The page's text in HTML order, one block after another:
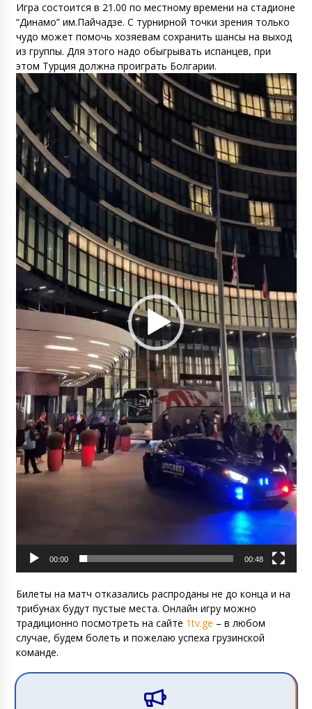
Игра состоится в 21.00 по местному времени на стадионе
“Динамо” им.Пайчадзе. С турнирной точки зрения только
чудо может помочь хозяевам сохранить шансы на выход
из группы. Для этого надо обыгрывать испанцев, при
этом Турция должна проиграть Болгарии.
Видеоплеер
00:00 00:48
Билеты на матч отказались распроданы не до конца и на
трибунах будут пустые места. Онлайн игру можно
традиционно посмотреть на сайте 1tv.ge – в любом
случае, будем болеть и пожелаю успеха грузинской
команде.